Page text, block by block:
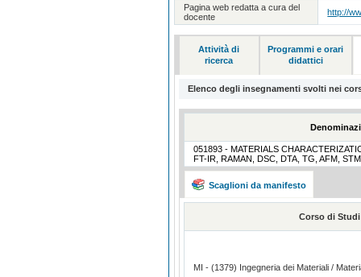
Pagina web redatta a cura del
docente
http://
Attività di
ricerca
Programmi e orari
didattici
Elenco degli insegnamenti svolti nei
051893 - MATERIALS
FT-IR, RAMAN, DSC, DTA, TG, AFM, STM
Scaglioni da manifesto
Corso di Studi
MI - (1379) Ingegneria dei Materiali /